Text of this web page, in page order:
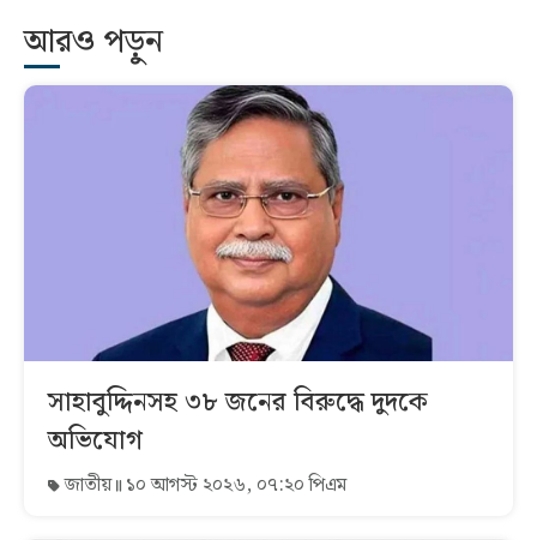
আরও পড়ুন
সাহাবুদ্দিনসহ ৩৮ জনের বিরুদ্ধে দুদকে
অভিযোগ
জাতীয় ১০ আগস্ট ২০২৬, ০৭:২০ পিএম